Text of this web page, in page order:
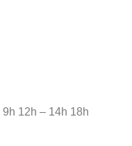
9h 12h – 14h 18h